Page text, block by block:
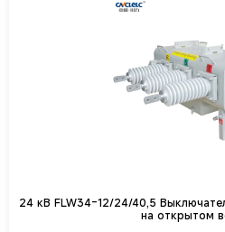
24 кВ FLW34-12/24/40,5
на открытом